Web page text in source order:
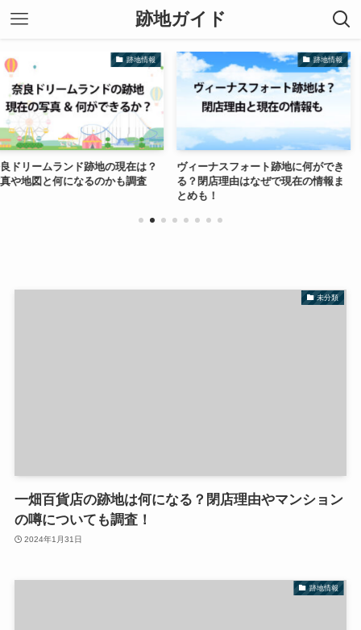
跡地ガイド
ド跡地の現在は？
なるのかも調査
跡地情報
ヴィーナスフォート跡地に何ができ
る？閉店理由はなぜで現在の情報ま
一畑百貨店
理由やマン
未分類
一畑百貨店の跡地は何になる？閉店理由やマンション
の噂についても調査！
2024年1月31日
跡地情報